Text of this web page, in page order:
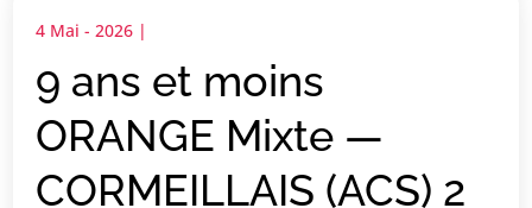
9 ans et moins
ORANGE Mixte —
CORMEILLAIS (ACS) 2
4 Mai - 2026 |